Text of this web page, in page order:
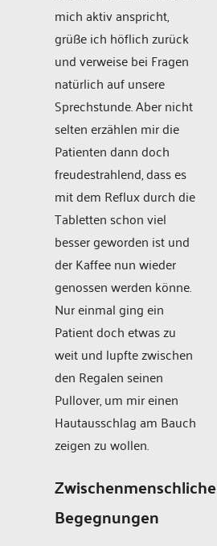
mich aktiv anspricht,
grüße ich höflich zurück
und verweise bei Fragen
natürlich auf unsere
Sprechstunde. Aber nicht
selten erzählen mir die
Patienten dann doch
freudestrahlend, dass es
mit dem Reflux durch die
Tabletten schon viel
besser geworden ist und
der Kaffee nun wieder
genossen werden könne.
Nur einmal ging ein
Patient doch etwas zu
weit und lupfte zwischen
den Regalen seinen
Pullover, um mir einen
Hautausschlag am Bauch
zeigen zu wollen.
Zwischenmenschliche
Begegnungen